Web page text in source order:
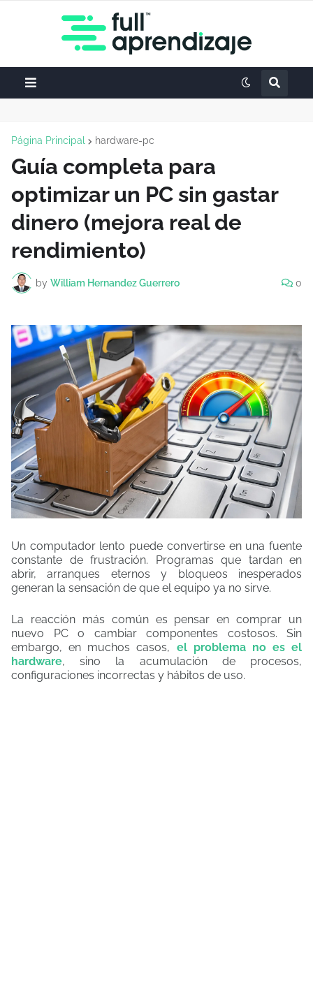
Página Principal hardware-pc
Guía completa para
optimizar un PC sin gastar
dinero (mejora real de
rendimiento)
by William Hernandez Guerrero 0
Un computador lento puede convertirse en una fuente
constante de frustración. Programas que tardan en
abrir, arranques eternos y bloqueos inesperados
generan la sensación de que el equipo ya no sirve.
La reacción más común es pensar en comprar un
nuevo PC o cambiar componentes costosos. Sin
embargo, en muchos casos, el problema no es el
hardware, sino la acumulación de procesos,
configuraciones incorrectas y hábitos de uso.